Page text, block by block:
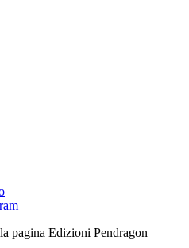
pagina Edizioni Pendragon